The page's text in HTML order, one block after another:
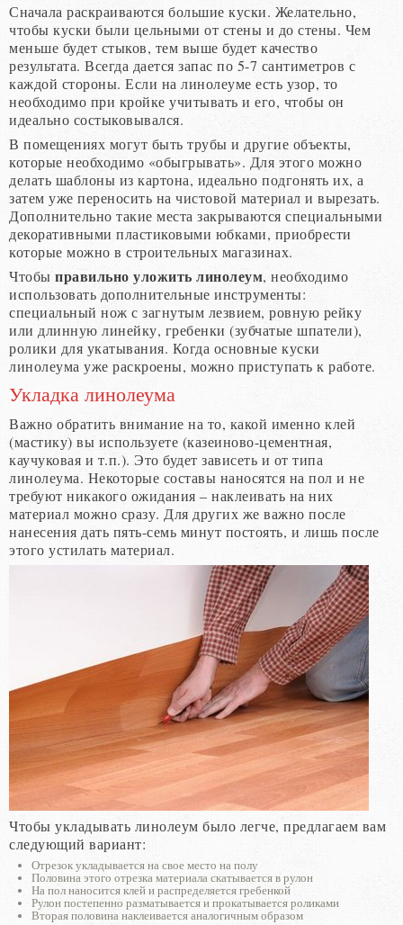
Сначала раскраиваются большие куски. Желательно,
чтобы куски были цельными от стены и до стены. Чем
меньше будет стыков, тем выше будет качество
результата. Всегда дается запас по 5-7 сантиметров с
каждой стороны. Если на линолеуме есть узор, то
необходимо при кройке учитывать и его, чтобы он
идеально состыковывался.
В помещениях могут быть трубы и другие объекты,
которые необходимо «обыгрывать». Для этого можно
делать шаблоны из картона, идеально подгонять их, а
затем уже переносить на чистовой материал и вырезать.
Дополнительно такие места закрываются специальными
декоративными пластиковыми юбками, приобрести
которые можно в строительных магазинах.
Чтобы правильно уложить линолеум, необходимо
использовать дополнительные инструменты:
специальный нож с загнутым лезвием, ровную рейку
или длинную линейку, гребенки (зубчатые шпатели),
ролики для укатывания. Когда основные куски
линолеума уже раскроены, можно приступать к работе.
Укладка линолеума
Важно обратить внимание на то, какой именно клей
(мастику) вы используете (казеиново-цементная,
каучуковая и т.п.). Это будет зависеть и от типа
линолеума. Некоторые составы наносятся на пол и не
требуют никакого ожидания – наклеивать на них
материал можно сразу. Для других же важно после
нанесения дать пять-семь минут постоять, и лишь после
этого устилать материал.
Чтобы укладывать линолеум было легче, предлагаем вам
следующий вариант:
Отрезок укладывается на свое место на полу
Половина этого отрезка материала скатывается в рулон
На пол наносится клей и распределяется гребенкой
Рулон постепенно разматывается и прокатывается роликами
Вторая половина наклеивается аналогичным образом